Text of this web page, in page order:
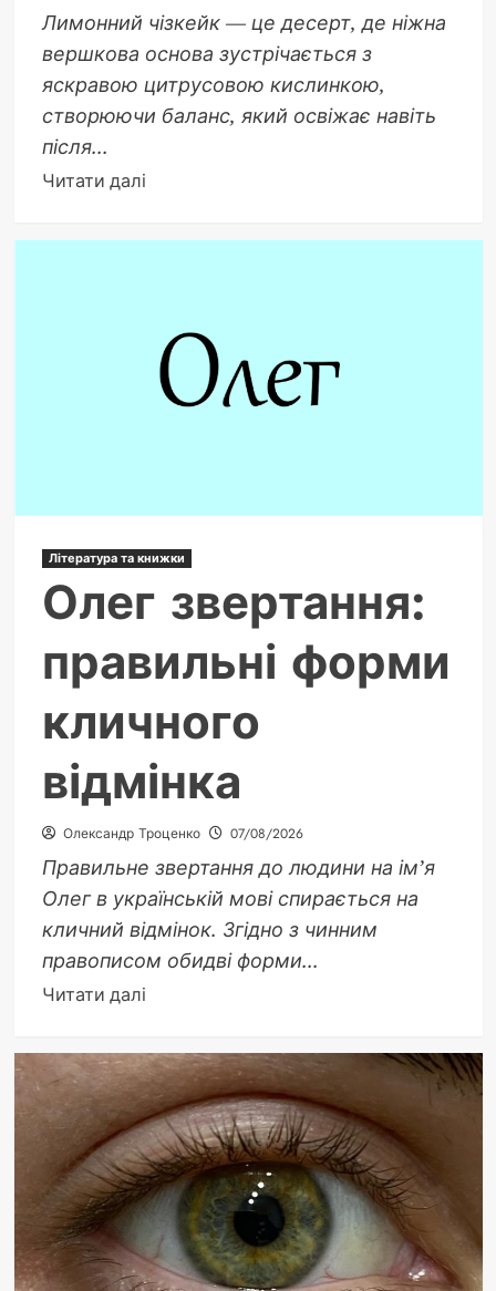
Лимонний чізкейк — це десерт, де ніжна
вершкова основа зустрічається з
яскравою цитрусовою кислинкою,
створюючи баланс, який освіжає навіть
після...
Читати даліДокладніше
Лимонний
секрети
ідеальної
Література та книжки
Олег звертання:
правильні форми
кличного
відмінка
Олександр Троценко 07/08/2026
Правильне звертання до людини на ім’я
Олег в українській мові спирається на
кличний відмінок. Згідно з чинним
правописом обидві форми...
Читати даліДокладніше
Олег
звертання:
правильні
форми
кличного
відмінка